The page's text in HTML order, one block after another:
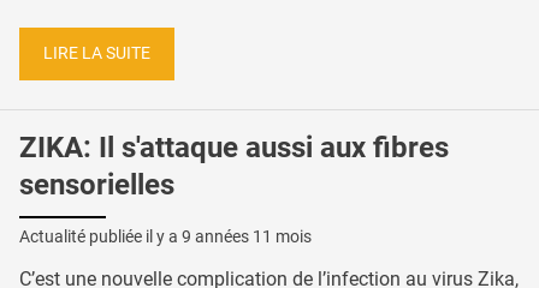
LIRE LA SUITE
ZIKA: Il s'attaque aussi aux fibres
sensorielles
Actualité publiée il y a 9 années 11 mois
C’est une nouvelle complication de l’infection au virus Zika,